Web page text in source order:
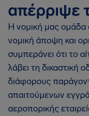
απέρριψε
Η νομική μας ομάδα
νομική άποψη και
συμπεράνει ότι το
λάβει τη δικαστική
διάφορους
απαιτούμενων
αεροπορικής